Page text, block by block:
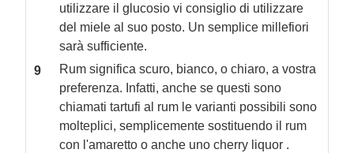
utilizzare il glucosio vi consiglio di utilizzare
del miele al suo posto. Un semplice millefiori
sarà sufficiente.
Rum significa scuro, bianco, o chiaro, a vostra
preferenza. Infatti, anche se questi sono
chiamati tartufi al rum le varianti possibili sono
molteplici, semplicemente sostituendo il rum
con l'amaretto o anche uno cherry liquor .